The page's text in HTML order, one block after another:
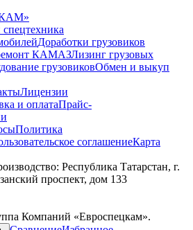
Доработки грузовиков
КАМАЗЛизинг грузовых
грузовиковОбмен и выкуп
Лицензии
и оплатаПрайс-
Политика
соглашениеКарта
Республика Татарстан, г.
проспект, дом 133
Компаний «Евроспецкам».